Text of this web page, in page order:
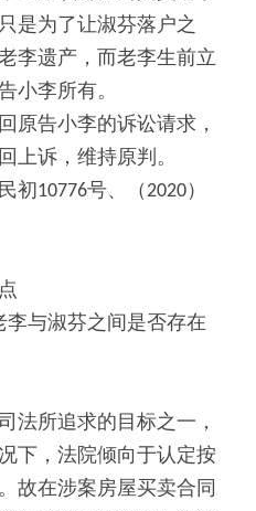
是为了让淑芬落户之
李遗产，而老李生前立
小李所有。
原告小李的诉讼请求，
上诉，维持原判。
初10776号、（2020）
李与淑芬之间是否存在
法所追求的目标之一，
下，法院倾向于认定按
故在涉案房屋买卖合同